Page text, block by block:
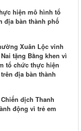
hiện mô hình tổ
địa bàn thành phố
Xuân Lộc vinh
tặng Bằng khen vì
tổ chức thực hiện
địa bàn thành
dịch Thanh
động vì trẻ em